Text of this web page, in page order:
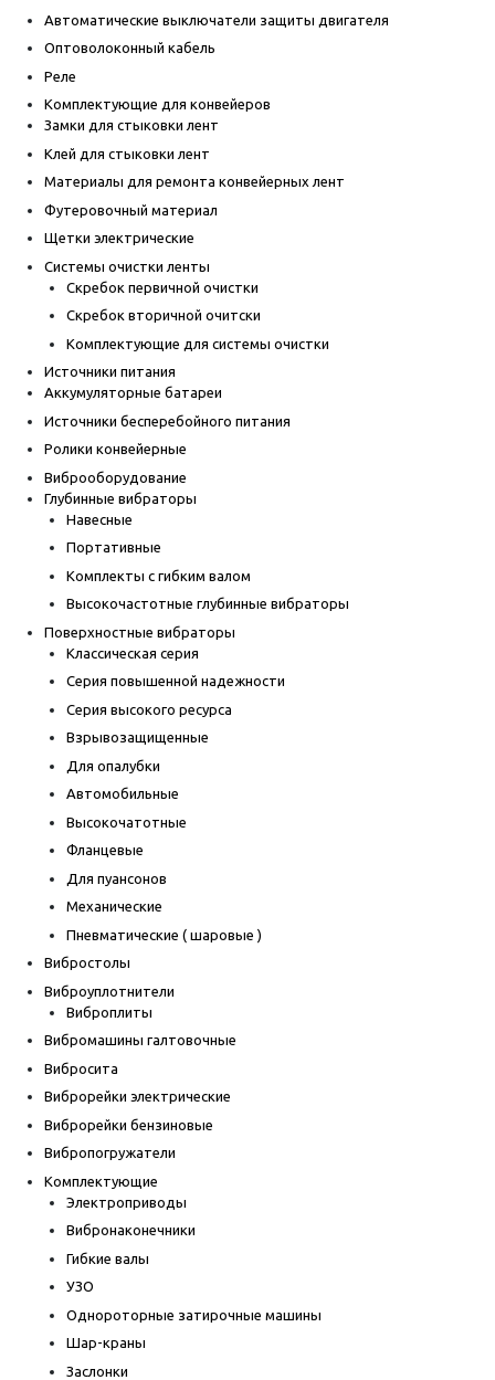
Автоматические выключатели защиты двигателя
Оптоволоконный кабель
Реле
Комплектующие для конвейеров
Замки для стыковки лент
Клей для стыковки лент
Материалы для ремонта конвейерных лент
Футеровочный материал
Щетки электрические
Системы очистки ленты
Скребок первичной очистки
Скребок вторичной очитски
Комплектующие для системы очистки
Источники питания
Аккумуляторные батареи
Источники бесперебойного питания
Ролики конвейерные
Виброоборудование
Глубинные вибраторы
Навесные
Портативные
Комплекты с гибким валом
Высокочастотные глубинные вибраторы
Поверхностные вибраторы
Классическая серия
Серия повышенной надежности
Серия высокого ресурса
Взрывозащищенные
Для опалубки
Автомобильные
Высокочатотные
Фланцевые
Для пуансонов
Механические
Пневматические ( шаровые )
Вибростолы
Виброуплотнители
Виброплиты
Вибромашины галтовочные
Вибросита
Виброрейки электрические
Виброрейки бензиновые
Вибропогружатели
Комплектующие
Электроприводы
Вибронаконечники
Гибкие валы
УЗО
Однороторные затирочные машины
Шар-краны
Заслонки